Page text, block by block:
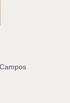
Campos